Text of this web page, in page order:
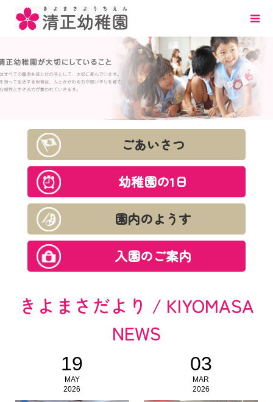
ごあいさつ
幼稚園の1日
園内のようす
入園のご案内
きよまさだより / KIYOMASA
NEWS
19
MAY
2026
03
MAR
2026